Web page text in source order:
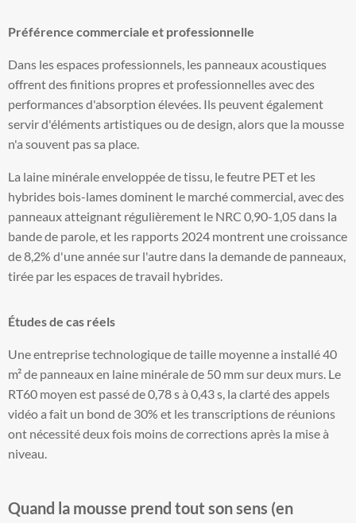
Préférence commerciale et professionnelle
Dans les espaces professionnels, les panneaux acoustiques
offrent des finitions propres et professionnelles avec des
performances d'absorption élevées. Ils peuvent également
servir d'éléments artistiques ou de design, alors que la mousse
n'a souvent pas sa place.
La laine minérale enveloppée de tissu, le feutre PET et les
hybrides bois-lames dominent le marché commercial, avec des
panneaux atteignant régulièrement le NRC 0,90-1,05 dans la
bande de parole, et les rapports 2024 montrent une croissance
de 8,2% d'une année sur l'autre dans la demande de panneaux,
tirée par les espaces de travail hybrides.
Études de cas réels
Une entreprise technologique de taille moyenne a installé 40
m² de panneaux en laine minérale de 50 mm sur deux murs. Le
RT60 moyen est passé de 0,78 s à 0,43 s, la clarté des appels
vidéo a fait un bond de 30% et les transcriptions de réunions
ont nécessité deux fois moins de corrections après la mise à
niveau.
Quand la mousse prend tout son sens (en